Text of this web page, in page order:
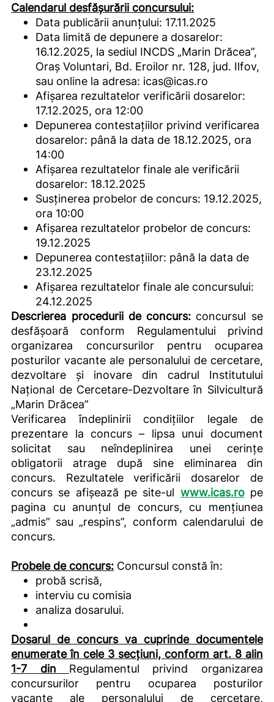
Calendarul desfășurării concursului:
Data publicării anunțului: 17.11.2025
Data limită de depunere a dosarelor:
16.12.2025, la sediul INCDS „Marin Drăcea”,
Oraș Voluntari, Bd. Eroilor nr. 128, jud. Ilfov,
sau online la adresa: icas@icas.ro
Afișarea rezultatelor verificării dosarelor:
17.12.2025, ora 12:00
Depunerea contestațiilor privind verificarea
dosarelor: până la data de 18.12.2025, ora
14:00
Afișarea rezultatelor finale ale verificării
dosarelor: 18.12.2025
Susținerea probelor de concurs: 19.12.2025,
ora 10:00
Afișarea rezultatelor probelor de concurs:
19.12.2025
Depunerea contestațiilor: până la data de
23.12.2025
Afișarea rezultatelor finale ale concursului:
24.12.2025
Descrierea procedurii de concurs: concursul se
desfășoară conform Regulamentului privind
organizarea concursurilor pentru ocuparea
posturilor vacante ale personalului de cercetare,
dezvoltare și inovare din cadrul Institutului
Național de Cercetare-Dezvoltare în Silvicultură
„Marin Drăcea”
Verificarea îndeplinirii condițiilor legale de
prezentare la concurs – lipsa unui document
solicitat sau neîndeplinirea unei cerințe
obligatorii atrage după sine eliminarea din
concurs. Rezultatele verificării dosarelor de
concurs se afișează pe site-ul www.icas.rope
pagina cu anunțul de concurs, cu mențiunea
„admis” sau „respins”, conform calendarului de
concurs.
Probele de concurs: Concursul constă în:
probă scrisă,
interviu cu comisia
analiza dosarului.
Dosarul de concurs va cuprinde documentele
enumerate în cele 3 secțiuni, conform art. 8 alin
1-7 din Regulamentul privind organizarea
concursurilor pentru ocuparea posturilor
vacante ale personalului de cercetare,